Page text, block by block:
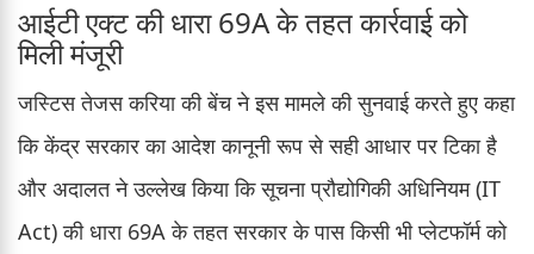
आईटी एक्ट की धारा 69A के तहत कार्रवाई को
मिली मंजूरी
जस्टिस तेजस करिया की बेंच ने इस मामले की सुनवाई करते हुए कहा
कि केंद्र सरकार का आदेश कानूनी रूप से सही आधार पर टिका है
और अदालत ने उल्लेख किया कि सूचना प्रौद्योगिकी अधिनियम (IT
Act) की धारा 69A के तहत सरकार के पास किसी भी प्लेटफॉर्म को